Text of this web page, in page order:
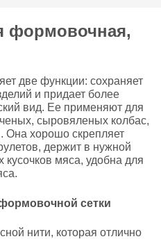
формовочная,
две функции: сохраняет
и придает более
вид. Ее применяют для
сыровяленых колбас,
Она хорошо скрепляет
держит в нужной
мяса, удобна для
сетки
нити, которая отлично